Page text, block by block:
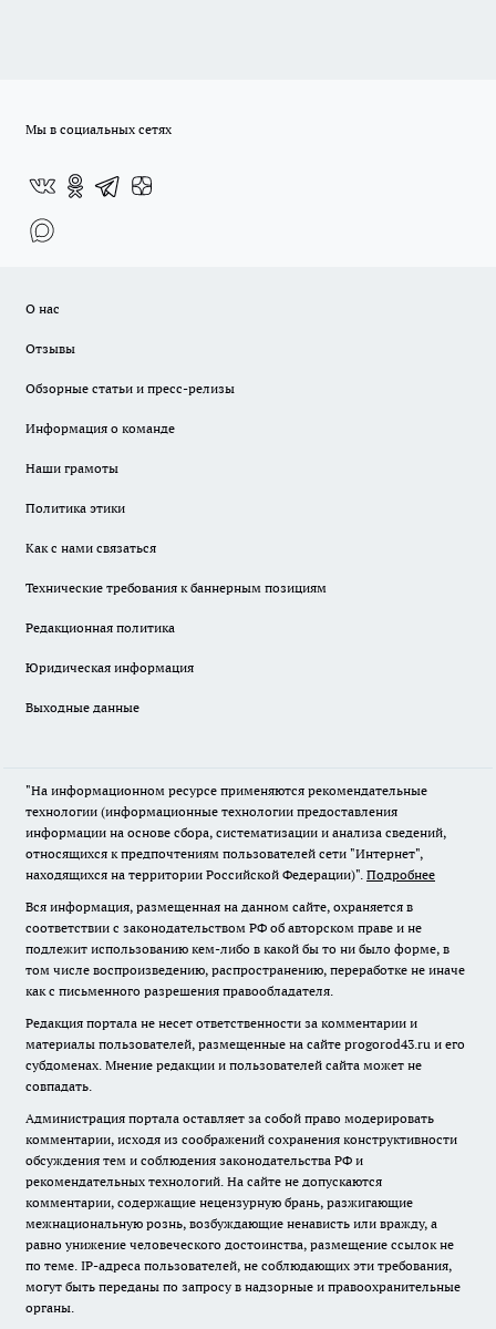
Мы в социальных сетях
О нас
Отзывы
Обзорные статьи и пресс-релизы
Информация о команде
Наши грамоты
Политика этики
Как с нами связаться
Технические требования к баннерным позициям
Редакционная политика
Юридическая информация
Выходные данные
"На информационном ресурсе применяются рекомендательные
технологии (информационные технологии предоставления
информации на основе сбора, систематизации и анализа сведений,
относящихся к предпочтениям пользователей сети "Интернет",
находящихся на территории Российской Федерации)". Подробнее
Вся информация, размещенная на данном сайте, охраняется в
соответствии с законодательством РФ об авторском праве и не
подлежит использованию кем-либо в какой бы то ни было форме, в
том числе воспроизведению, распространению, переработке не иначе
как с письменного разрешения правообладателя.
Редакция портала не несет ответственности за комментарии и
материалы пользователей, размещенные на сайте progorod43.ru и его
субдоменах. Мнение редакции и пользователей сайта может не
совпадать.
Администрация портала оставляет за собой право модерировать
комментарии, исходя из соображений сохранения конструктивности
обсуждения тем и соблюдения законодательства РФ и
рекомендательных технологий. На сайте не допускаются
комментарии, содержащие нецензурную брань, разжигающие
межнациональную рознь, возбуждающие ненависть или вражду, а
равно унижение человеческого достоинства, размещение ссылок не
по теме. IP-адреса пользователей, не соблюдающих эти требования,
могут быть переданы по запросу в надзорные и правоохранительные
органы.